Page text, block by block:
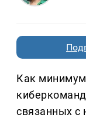
Как
связанных с